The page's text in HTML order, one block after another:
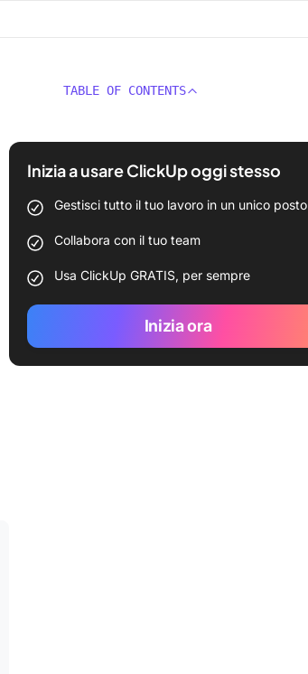
TABLE OF CONTENTS
Inizia a usare ClickUp oggi stesso
Gestisci tutto il tuo lavoro in un unico posto
Collabora con il tuo team
Usa ClickUp GRATIS, per sempre
Inizia ora